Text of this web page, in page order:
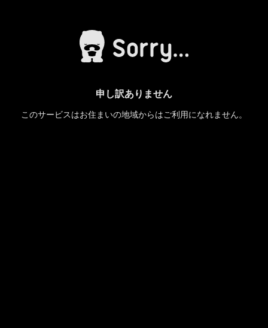
申し訳ありません
このサービスはお住まいの地域からはご利用になれません。